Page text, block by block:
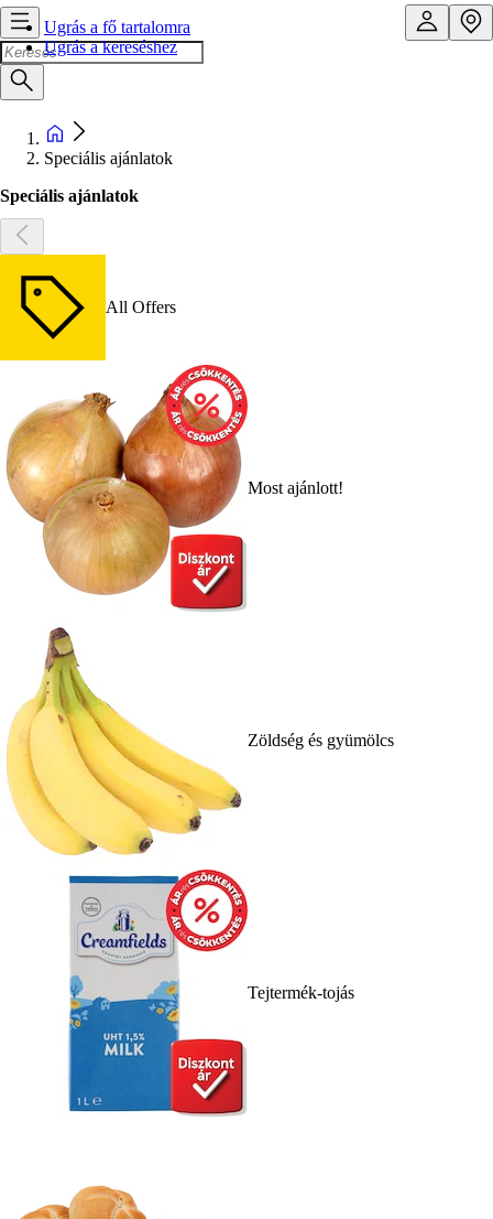
Ugrás a fő tartalomra
Ugrás a kereséshez
Speciális ajánlatok
Speciális ajánlatok
All Offers
Most ajánlott!
Zöldség és gyümölcs
Tejtermék-tojás